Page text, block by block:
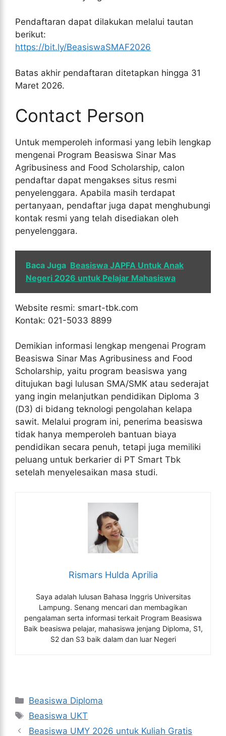
Pendaftaran dapat dilakukan melalui tautan
berikut:
https://bit.ly/BeasiswaSMAF2026
Batas akhir pendaftaran ditetapkan hingga 31
Maret 2026.
Contact Person
Untuk memperoleh informasi yang lebih lengkap
mengenai Program Beasiswa Sinar Mas
Agribusiness and Food Scholarship, calon
pendaftar dapat mengakses situs resmi
penyelenggara. Apabila masih terdapat
pertanyaan, pendaftar juga dapat menghubungi
kontak resmi yang telah disediakan oleh
penyelenggara.
Baca Juga Beasiswa JAPFA Untuk Anak
Negeri 2026 untuk Pelajar Mahasiswa
Website resmi: smart-tbk.com
Kontak: 021-5033 8899
Demikian informasi lengkap mengenai Program
Beasiswa Sinar Mas Agribusiness and Food
Scholarship, yaitu program beasiswa yang
ditujukan bagi lulusan SMA/SMK atau sederajat
yang ingin melanjutkan pendidikan Diploma 3
(D3) di bidang teknologi pengolahan kelapa
sawit. Melalui program ini, penerima beasiswa
tidak hanya memperoleh bantuan biaya
pendidikan secara penuh, tetapi juga memiliki
peluang untuk berkarier di PT Smart Tbk
setelah menyelesaikan masa studi.
Rismars Hulda Aprilia
Saya adalah lulusan Bahasa Inggris Universitas
Lampung. Senang mencari dan membagikan
pengalaman serta informasi terkait Program Beasiswa
Baik beasiswa pelajar, mahasiswa jenjang Diploma, S1,
S2 dan S3 baik dalam dan luar Negeri
Kategori
Beasiswa Diploma
Tag
Beasiswa UKT
Beasiswa UMY 2026 untuk Kuliah Gratis